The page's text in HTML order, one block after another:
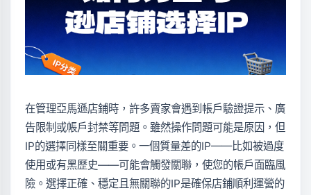
在管理亞馬遜店鋪時，許多賣家會遇到帳戶驗證提示、廣
告限制或帳戶封禁等問題。雖然操作問題可能是原因，但
IP的選擇同樣至關重要。一個質量差的IP——比如被過度
使用或有黑歷史——可能會觸發關聯，使您的帳戶面臨風
險。選擇正確、穩定且無關聯的IP是確保店鋪順利運營的